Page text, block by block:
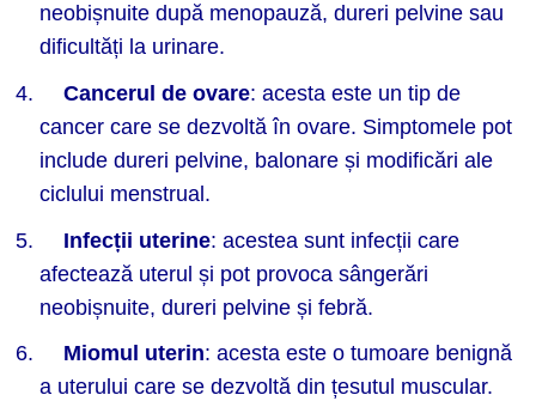
neobișnuite după menopauză, dureri pelvine sau
dificultăți la urinare.
Cancerul de ovare: acesta este un tip de
cancer care se dezvoltă în ovare. Simptomele pot
include dureri pelvine, balonare și modificări ale
ciclului menstrual.
Infecții uterine: acestea sunt infecții care
afectează uterul și pot provoca sângerări
neobișnuite, dureri pelvine și febră.
Miomul uterin: acesta este o tumoare benignă
a uterului care se dezvoltă din țesutul muscular.